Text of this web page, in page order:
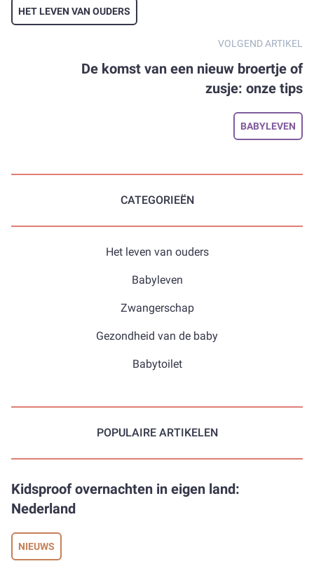
HET LEVEN VAN OUDERS
VOLGEND ARTIKEL
De komst van een nieuw broertje of
zusje: onze tips
BABYLEVEN
CATEGORIEËN
Het leven van ouders
Babyleven
Zwangerschap
Gezondheid van de baby
Babytoilet
POPULAIRE ARTIKELEN
Kidsproof overnachten in eigen land:
Nederland
NIEUWS